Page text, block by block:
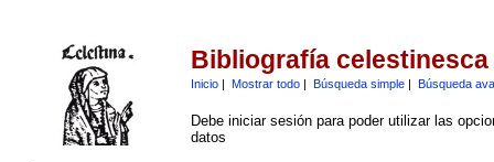
Bibliografía celestinesca
Inicio| Mostrar todo| Búsqueda simple| Búsqueda
Debe iniciar sesión para poder utilizar las
datos